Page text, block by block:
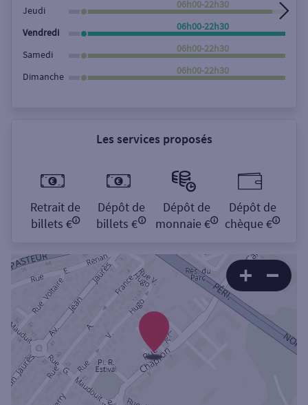
Jeudi
06h00-22h30
Vendredi
06h00-22h30
Samedi
06h00-22h30
Dimanche
06h00-22h30
Les services proposés
Retrait de
billets €
Dépôt de
billets €
Dépôt de
monnaie €
Dépôt de
chèque €